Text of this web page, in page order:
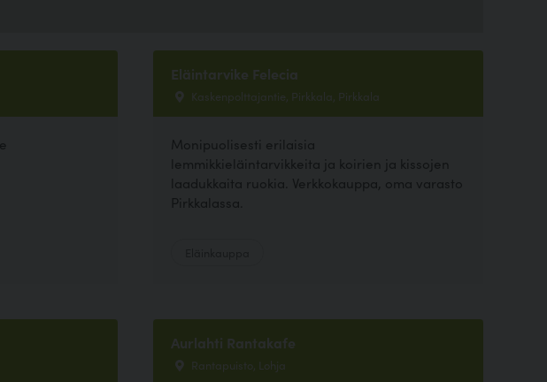
Eläintarvike Felecia
Kaskenpolttajantie, Pirkkala, Pirkkala
Monipuolisesti erilaisia
lemmikkieläintarvikkeita ja koirien ja kissojen
laadukkaita ruokia. Verkkokauppa, oma varasto
Pirkkalassa.
Aurlahti Rantakafe
Rantapuisto, Lohja